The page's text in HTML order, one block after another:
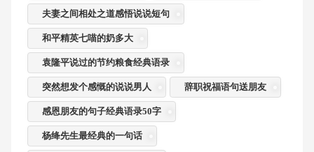
夫妻之间相处之道感悟说说短句
和平精英七喵的奶多大
袁隆平说过的节约粮食经典语录
突然想发个感慨的说说男人 辞职祝福语句送朋友
感恩朋友的句子经典语录50字
杨绛先生最经典的一句话